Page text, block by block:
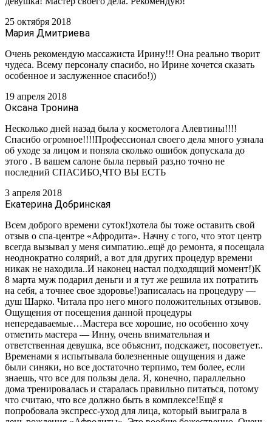
25 октября 2018
Мария Дмитриева
Очень рекомендую массажиста Ирину!!! Она реально творит
чудеса. Всему персоналу спасибо, но Ирине хочется сказать
особенное и заслуженное спасибо!))
19 апреля 2018
Оксана Тронина
Несколько дней назад была у косметолога Алевтины!!!!
Спасибо огромное!!!!Профессионал своего дела много узнала
об уходе за лицом и поняла сколько ошибок допускала до
этого . В вашем салоне была первый раз,но точно не
последний СПАСИБО,ЧТО ВЫ ЕСТЬ
3 апреля 2018
Екатерина Добринская
Всем доброго времени суток!)хотела бы тоже оставить свой
отзыв о спа-центре «Афродита». Начну с того, что этот центр
всегда вызывал у меня симпатию..ещё до ремонта, я посещала
неоднократно солярий, а вот для других процедур времени
никак не находила..И наконец настал подходящий момент!)К
8 марта муж подарил деньги и я тут же решила их потратить
на себя, а точнее свое здоровье!)записалась на процедуру —
душ Шарко. Читала про него много положительных отзывов.
Ощущения от посещения данной процедуры
непередаваемые…Мастера все хорошие, но особенно хочу
отметить мастера — Инну, очень внимательная и
ответственная девушка, все объяснит, подскажет, посоветует..
Временами я испытывала болезненные ощущения и даже
были синяки, но все достаточно терпимо, тем более, если
знаешь, что все для пользы дела. Я, конечно, параллельно
дома тренировалась и старалась правильно питаться, потому
что считаю, что все должно быть в комплексе!Ещё я
попробовала экспресс-уход для лица, который выиграла в